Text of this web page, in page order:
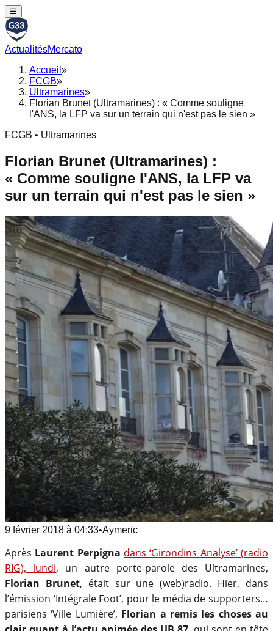
☰
ActualitésMercato
Accueil »
FCGB»
Ultramarines»
Florian Brunet (Ultramarines) : « Comme souligne
l'ANS, la LFP va sur un terrain qui n'est pas le sien »
FCGB • Ultramarines
Florian Brunet (Ultramarines) :
« Comme souligne l'ANS, la LFP va
sur un terrain qui n'est pas le sien »
9 février 2018 à 04:33•Aymeric
Après Laurent Perpigna dans ‘Girondins Analyse’ (radio
RIG), lundi, un autre porte-parole des Ultramarines,
Florian Brunet, était sur une (web)radio. Hier, dans
l’émission ‘Intégrale Foot’, pour le média de supporters…
parisiens ‘Ville Lumière’, Florian a remis les choses au